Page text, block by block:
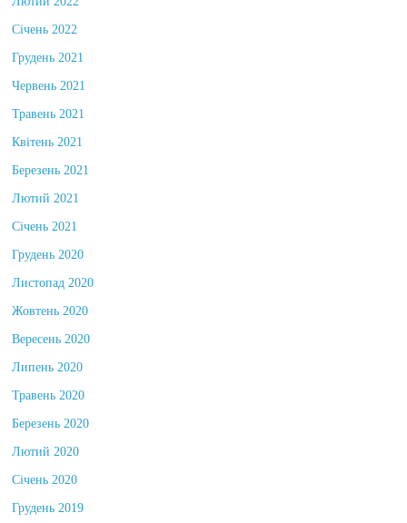
Лютий 2022
Січень 2022
Грудень 2021
Червень 2021
Травень 2021
Квітень 2021
Березень 2021
Лютий 2021
Січень 2021
Грудень 2020
Листопад 2020
Жовтень 2020
Вересень 2020
Липень 2020
Травень 2020
Березень 2020
Лютий 2020
Січень 2020
Грудень 2019